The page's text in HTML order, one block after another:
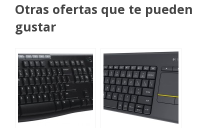
Otras ofertas que te pueden
gustar